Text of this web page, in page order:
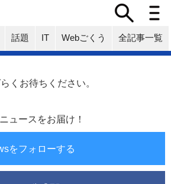
話題 IT Webごくう 全記事一覧
くお待ちください。
ュースをお届け！
をフォローする